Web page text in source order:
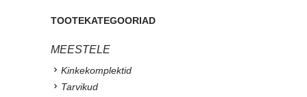
TOOTEKATEGOORIAD
MEESTELE
Kinkekomplektid
Tarvikud